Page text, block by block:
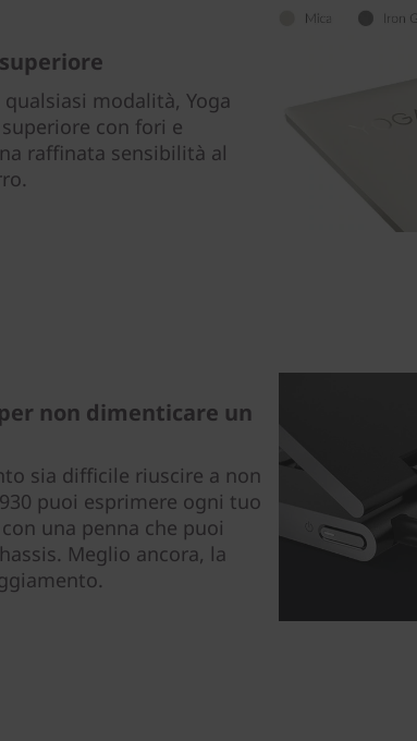
modalità, Yoga
con fori e
raffinata sensibilità al
non dimenticare un
sia difficile riuscire a non
puoi esprimere ogni tuo
una penna che puoi
Meglio ancora, la